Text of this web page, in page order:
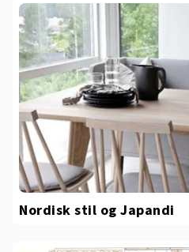
Nordisk stil og Japandi